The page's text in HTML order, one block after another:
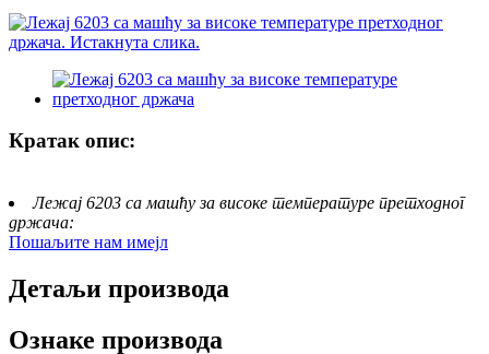
Кратак опис:
Лежај 6203 са машћу за високе температуре претходног
држача:
Пошаљите нам имејл
Детаљи производа
Ознаке производа